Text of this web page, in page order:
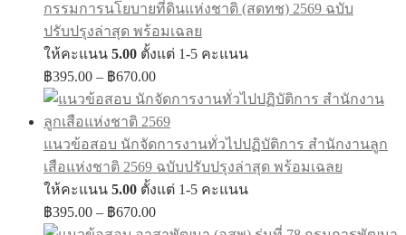
กรรมการนโยบายที่ดินแห่งชาติ (สดทช) 2569 ฉบับ
ปรับปรุงล่าสุด พร้อมเฉลย
ให้คะแนน 5.00 ตั้งแต่ 1-5 คะแนน
฿395.00 – ฿670.00Price
฿395.00
through
฿670.00
แนวข้อสอบ นักจัดการงานทั่วไปปฏิบัติการ สำนักงานลูก
เสือแห่งชาติ 2569 ฉบับปรับปรุงล่าสุด พร้อมเฉลย
ให้คะแนน 5.00 ตั้งแต่ 1-5 คะแนน
฿395.00 – ฿670.00Price